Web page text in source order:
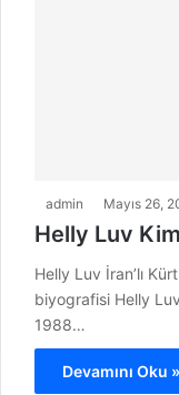
admin Mayıs 26,
Helly Luv
Helly Luv İran’lı
biyografisi Helly
1988…
Devamını Oku »